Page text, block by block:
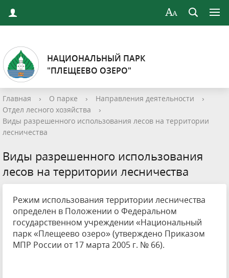
НАЦИОНАЛЬНЫЙ ПАРК
"ПЛЕЩЕЕВО ОЗЕРО"
Главная › О парке › Направления деятельности
›
Отдел лесного хозяйства
›
Виды разрешенного использования лесов на территории
лесничества
Виды разрешенного использования
лесов на территории лесничества
Режим использования территории лесничества
определен в Положении о Федеральном
государственном учреждении «Национальный
парк «Плещеево озеро» (утверждено Приказом
МПР России от 17 марта 2005 г. № 66).